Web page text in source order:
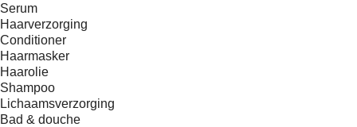
Serum
Haarverzorging
Conditioner
Haarmasker
Haarolie
Shampoo
Lichaamsverzorging
Bad & douche